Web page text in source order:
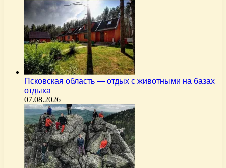
Псковская область — отдых с животными на базах
отдыха
07.08.2026